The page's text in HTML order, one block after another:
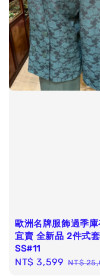
歐洲名牌服飾過季
宜賣 全新品 2件式
SS#11
Sale
NT$ 3,599 NT$